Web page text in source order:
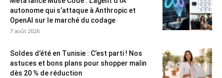
autonome qui s’attaque à Anthropic et
OpenAI sur le marché du codage
7 août 2026
Soldes d’été en Tunisie : C’est parti ! Nos
astuces et bons plans pour shopper malin
dès 20 % de réduction